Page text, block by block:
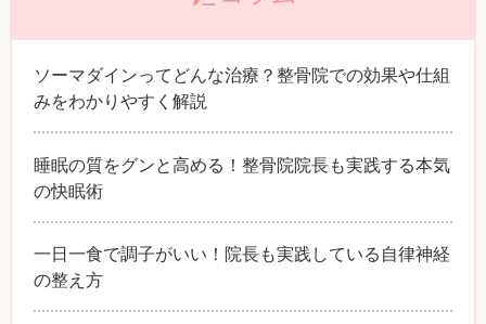
ソーマダインってどんな治療？整骨院での効果や仕組
みをわかりやすく解説
睡眠の質をグンと高める！整骨院院長も実践する本気
の快眠術
一日一食で調子がいい！院長も実践している自律神経
の整え方